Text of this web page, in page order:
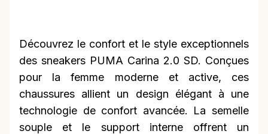
Découvrez le confort et le style exceptionnels
des sneakers PUMA Carina 2.0 SD. Conçues
pour la femme moderne et active, ces
chaussures allient un design élégant à une
technologie de confort avancée. La semelle
souple et le support interne offrent un